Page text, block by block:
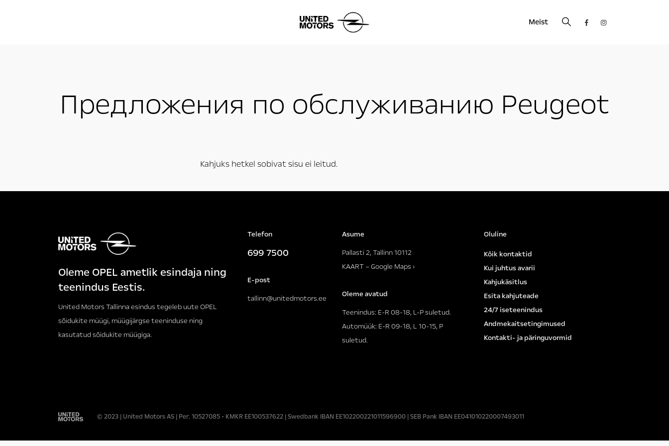
Meist
Предложения по обслуживанию Peugeot
Kahjuks hetkel sobivat sisu ei leitud.
Oleme OPEL ametlik esindaja ning
teenindus Eestis.
United Motors Tallinna esindus tegeleb uute OPEL
sõidukite müügi, müügijärgse teeninduse ning
kasutatud sõidukite müügiga.
Telefon
699 7500
E-post
tallinn@unitedmotors.ee
Asume
Pallasti 2, Tallinn 10112
KAART – Google Maps ›
Oleme avatud
Teenindus: E-R 08-18, L-P suletud.
Automüük: E-R 09-18, L 10-15, P
suletud.
Oluline
Kõik kontaktid
Kui juhtus avarii
Kahjukäsitlus
Esita kahjuteade
24/7 iseteenindus
Andmekaitsetingimused
Kontakti- ja päringuvormid
© 2023 | United Motors AS | Рег. 10527085 • KMKR EE100537622 | Swedbank IBAN EE102200221011596900 | SEB Pank IBAN EE041010220007493011